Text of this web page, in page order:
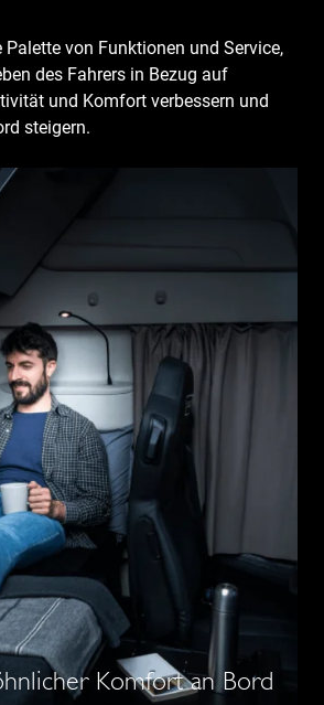
von Funktionen und Service,
des Fahrers in Bezug auf
und Komfort verbessern und
steigern.
Komfort an Bord